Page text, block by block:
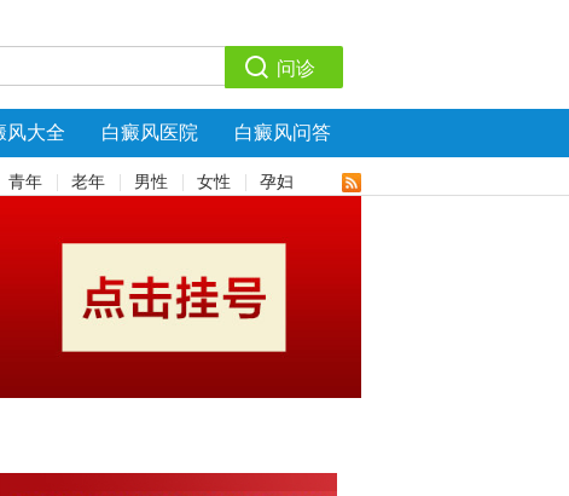
风大全 白癜风医院 白癜风问答
青年 老年 男性 女性 孕妇